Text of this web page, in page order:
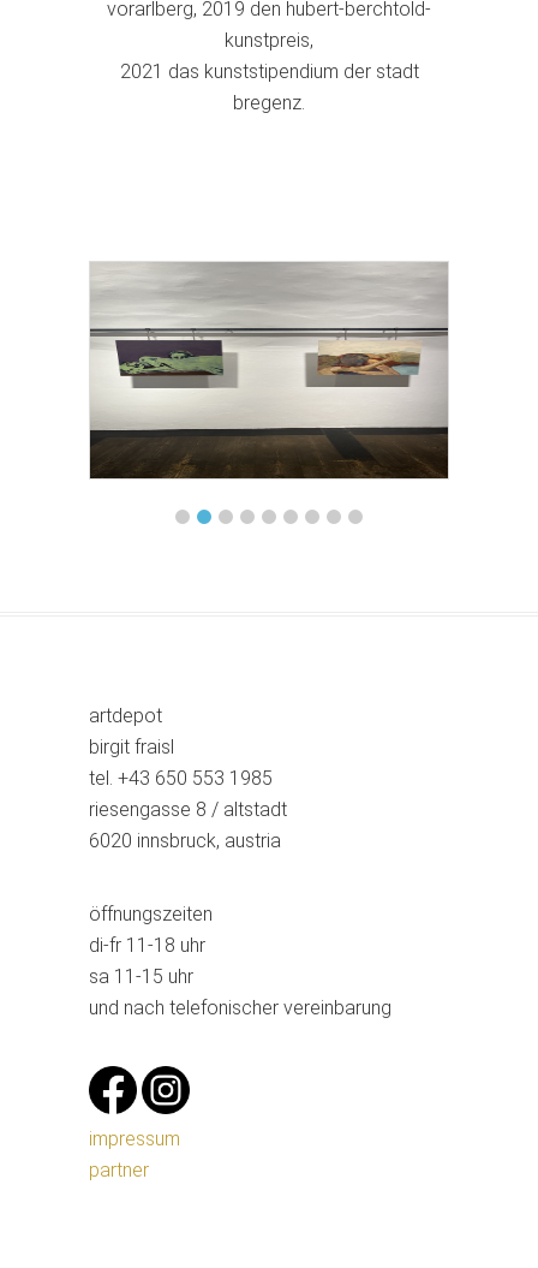
vorarlberg, 2019 den hubert-berchtold-
kunstpreis,
2021 das kunststipendium der stadt
bregenz.
artdepot
birgit fraisl
tel. +43 650 553 1985
riesengasse 8 / altstadt
6020 innsbruck, austria
öffnungszeiten
di-fr 11-18 uhr
sa 11-15 uhr
und nach telefonischer vereinbarung
impressum
partner